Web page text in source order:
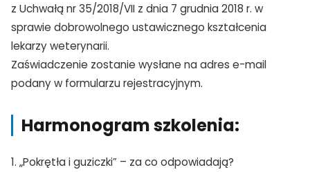
Nie jestem profesionalistą
z Uchwałą nr 35/2018/VII z dnia 7 grudnia 2018 r. w
sprawie dobrowolnego ustawicznego kształcenia
lekarzy weterynarii.
Zaświadczenie zostanie wysłane na adres e-mail
podany w formularzu rejestracyjnym.
Harmonogram szkolenia:
1. „Pokrętła i guziczki” – za co odpowiadają?